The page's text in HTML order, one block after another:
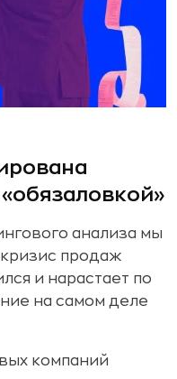
анализа мы
продаж
и нарастает по
на самом деле
компаний